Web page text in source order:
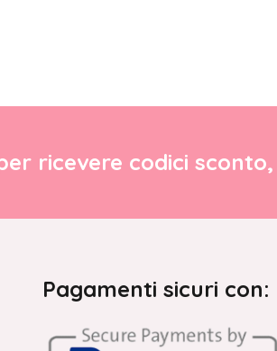
ricevere codici
Pagamenti sicuri con: